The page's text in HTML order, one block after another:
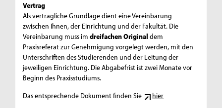
Vertrag
Als vertragliche Grundlage dient eine Vereinbarung
zwischen Ihnen, der Einrichtung und der Fakultät. Die
Vereinbarung muss imdreifachen Originaldem
Praxisreferat zur Genehmigung vorgelegt werden, mit den
Unterschriften des Studierenden und der Leitung der
jeweiligen Einrichtung. Die Abgabefrist ist zwei Monate vor
Beginn des Praxisstudiums.
Das entsprechende Dokument finden Sie
hier